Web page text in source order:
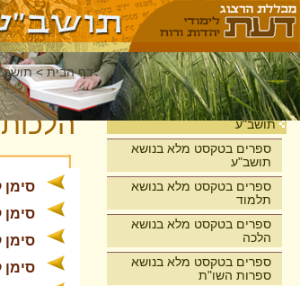
בית
תושב"ע
ספרים בטקסט מלא בנושא
תושב"ע
ספרים בטקסט מלא בנושא
תלמוד
ספרים בטקסט מלא בנושא
הלכה
ספרים בטקסט מלא בנושא
ספרות השו"ת
דף הבית >
סימן
סימן
סימן